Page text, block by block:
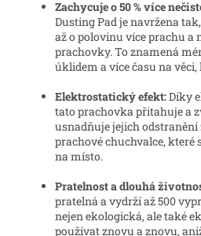
Zachycuje o 50 % více
Dusting Pad je navržena
až o polovinu více prachu a
prachovky. To znamená
úklidem a více času na
Elektrostatický efekt:Díky
tato prachovka přitahuje a
usnadňuje jejich odstranění
prachové chuchvalce, které
na místo.
Pratelnost a dlouhá
pratelná a vydrží až 500
nejen ekologická, ale také
používat znovu a znovu,